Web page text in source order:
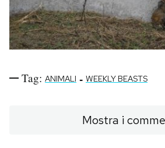
Tag: ANIMALI - WEEKLY BEASTS
Mostra i